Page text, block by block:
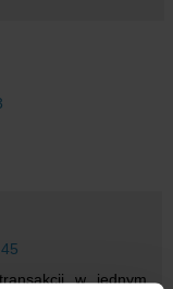
w jednym